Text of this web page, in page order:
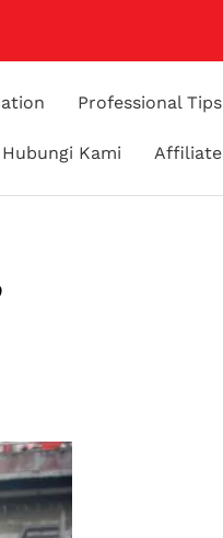
Professional Tips
Hubungi Kami Affiliate